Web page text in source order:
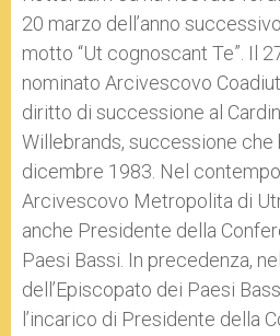
20 marzo dell’anno
motto “Ut cognoscant Te”. Il
nominato Arcivescovo
diritto di successione al
Willebrands, successione che
dicembre 1983. Nel
Arcivescovo Metropolita di
anche Presidente della
Paesi Bassi. In precedenza,
dell’Episcopato dei Paesi
l’incarico di Presidente della